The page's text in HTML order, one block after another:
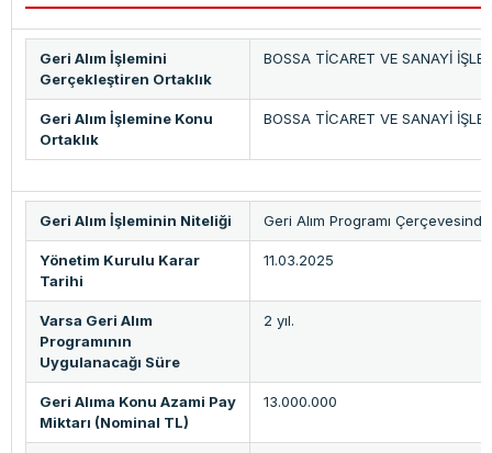
Geri Alım İşlemini
Gerçekleştiren Ortaklık
BOSSA TİCARET VE SANAYİ
Geri Alım İşlemine Konu
Ortaklık
BOSSA TİCARET VE SANAYİ
Geri Alım İşleminin Niteliği Geri Alım Programı Çerçevesinde
Yönetim Kurulu Karar
Tarihi
11.03.2025
Varsa Geri Alım
Programının
Uygulanacağı Süre
2 yıl.
Geri Alıma Konu Azami Pay
Miktarı (Nominal TL)
13.000.000